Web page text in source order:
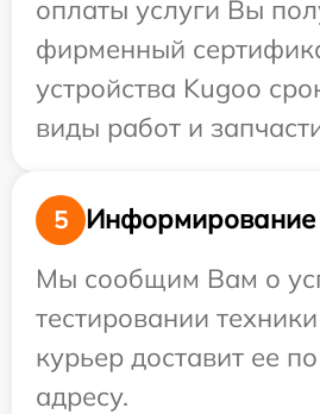
оплаты услуги Вы
фирменный
устройства Kugoo
виды работ и
5
Информирование
Мы сообщим Вам о
тестировании
курьер доставит ее
адресу.